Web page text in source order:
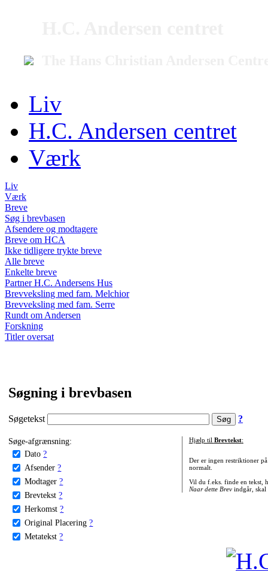
Liv
H.C. Andersen centret
Værk
Liv
Værk
Breve
Søg i brevbasen
Afsendere og modtagere
Breve om HCA
Ikke tidligere trykte breve
Alle breve
Enkelte breve
Partner H.C. Andersens Hus
Brevveksling med fam. Melchior
Brevveksling med fam. Serre
Rundt om Andersen
Forskning
Titler oversat
Søgning i brevbasen
Søgetekst ?
Søge-afgrænsning:
Dato ?
Afsender ?
Modtager ?
Brevtekst ?
Herkomst ?
Original Placering ?
Metatekst ?
Hjælp til Brevtekst:
Der er ingen restriktioner
normalt.
Vil du f.eks. finde en tekst,
Naar dette Brevindgår, skal